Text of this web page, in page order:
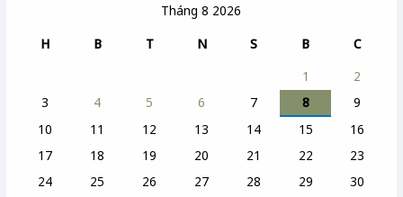
Tháng 8 2026
H
B T N S B
C
1
2
3
4 5 6 7 8
9
10
11 12 13 14 15
16
17
18 19 20 21 22
23
24
25 26 27 28 29
30